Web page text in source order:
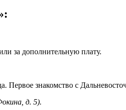
за дополнительную плату.
Первое знакомство с
д. 5).